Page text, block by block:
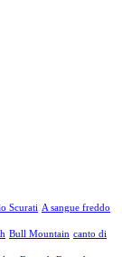
Scurati A sangue freddo
Bull Mountain canto di